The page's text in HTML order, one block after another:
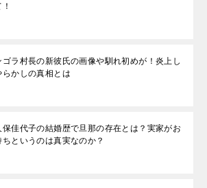
ゴラ村長の新彼氏の画像や馴れ初めが！炎上し
らかしの真相とは
保佳代子の結婚歴で旦那の存在とは？実家がお
ちというのは真実なのか？